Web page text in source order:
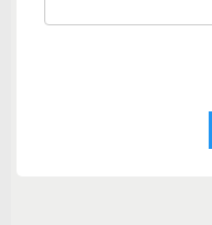
mecedora estilo
Rodrigo Schiavoni